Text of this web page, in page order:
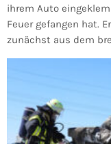
ihrem Auto
Feuer gefangen hat.
zunächst aus dem